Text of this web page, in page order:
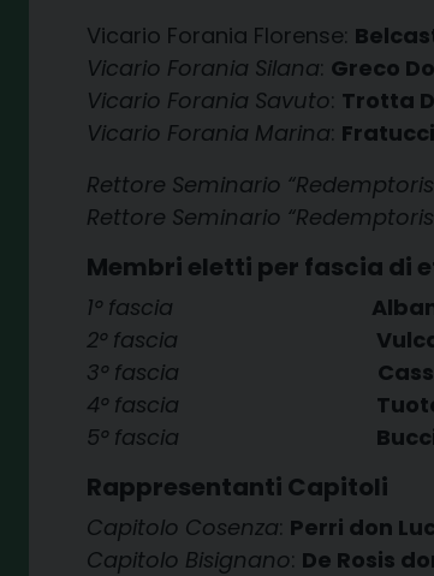
Vicario Forania Florense:
Vicario Forania Silana: Greco
Vicario Forania Savuto: Trotta
Vicario Forania Marina:
Rettore Seminario
Rettore Seminario
Membri eletti per fascia di
1° fascia
2° fascia
3° fascia
4° fascia
5° fascia
Rappresentanti Capitoli
Capitolo Cosenza: Perri don
Capitolo Bisignano: De Rosis